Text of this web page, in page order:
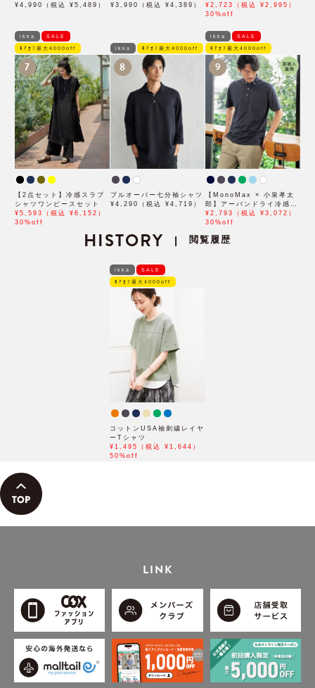
¥4,990（税込 ¥5,489）
ケット
¥3,990（税込 ¥4,389）
ーハーフパンツ「小泉孝太
郎さん着用モデル」
¥2,723（税込 ¥2,995）
30%off
ikka SALE
ﾓｱｵﾌ最大4000off
7
【2点セット】冷感スラブ
シャツワンピースセット
¥5,593（税込 ¥6,152）
30%off
ikka ﾓｱｵﾌ最大4000off
8
プルオーバー七分袖シャツ
¥4,290（税込 ¥4,719）
ikka SALE
ﾓｱｵﾌ最大4000off
9
【MonoMax × 小泉孝太
郎】アーバンドライ冷感ス
イスボタンダウンポロシャ
ツ「小泉孝太郎さん着用モ
¥2,793（税込 ¥3,072）
30%off
HISTORY | 閲覧履歴
ikka SALE
ﾓｱｵﾌ最大4000off
コットンUSA袖刺繍レイヤ
ーTシャツ
¥1,495（税込 ¥1,644）
50%off
LINK